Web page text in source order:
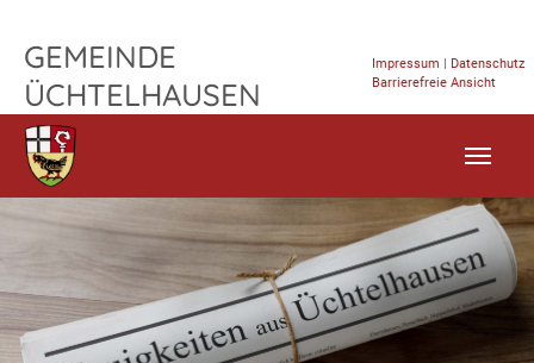
GEMEINDE
ÜCHTELHAUSEN
Impressum | Datenschutz
Barrierefreie Ansicht